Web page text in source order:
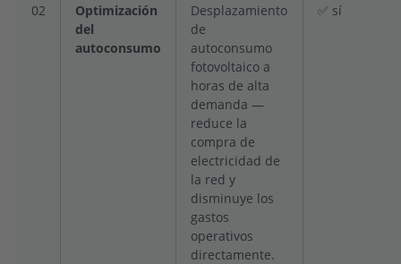
02
Optimización
del
autoconsumo
Desplazamiento
de
autoconsumo
fotovoltaico a
horas de alta
demanda —
reduce la
compra de
electricidad de
la red y
disminuye los
gastos
operativos
directamente.
✅ sí